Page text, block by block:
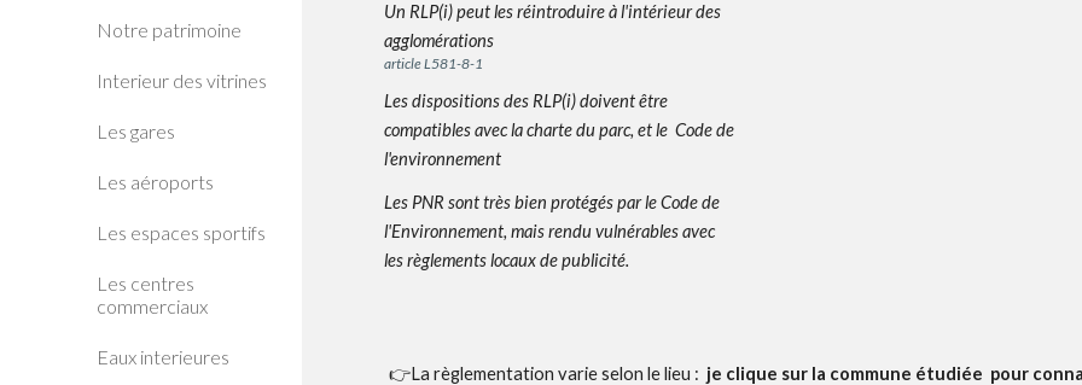
Notre patrimoine
Interieur des vitrines
Les gares
Les aéroports
Les espaces sportifs
Les centres
commerciaux
Eaux interieures
Un RLP(i) peut les réintroduire à l'intérieur des
agglomérations
article L581-8-1
Les dispositions des RLP(i) doivent être
compatibles avec la charte du parc, et le Code de
l'environnement
Les PNR sont très bien protégés par le Code de
l'Environnement, mais rendu vulnérables avec
les règlements locaux de publicité.
👉La règlementation varie selon le lieu : je clique sur la commune étudiée pour